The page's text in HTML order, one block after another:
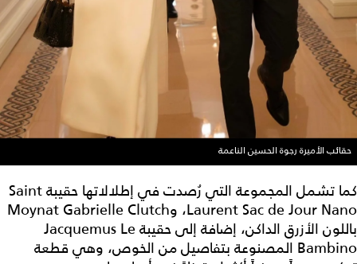
حقائب الأميرة رجوة الحسين الناعمة
كما تشمل المجموعة التي رُصدت في إطلالاتها حقيبة Saint
Laurent Sac de Jour Nano، وMoynat Gabrielle Clutch
باللون الأزرق الداكن، إضافة إلى حقيبة Jacquemus Le
Bambino المصنوعة بتفاصيل من الخوص، وهي قطعة